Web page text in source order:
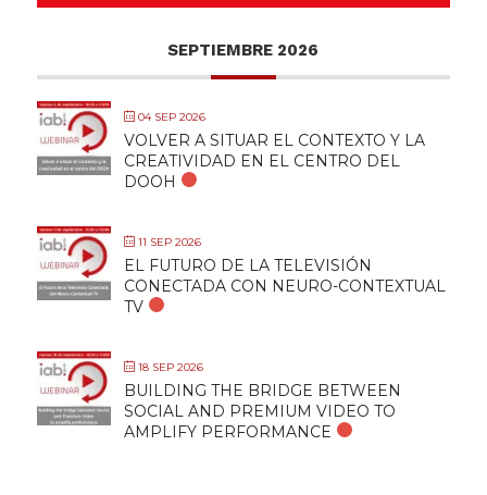
SEPTIEMBRE 2026
04 SEP 2026
VOLVER A SITUAR EL CONTEXTO Y LA
CREATIVIDAD EN EL CENTRO DEL
DOOH
11 SEP 2026
EL FUTURO DE LA TELEVISIÓN
CONECTADA CON NEURO-CONTEXTUAL
TV
18 SEP 2026
BUILDING THE BRIDGE BETWEEN
SOCIAL AND PREMIUM VIDEO TO
AMPLIFY PERFORMANCE